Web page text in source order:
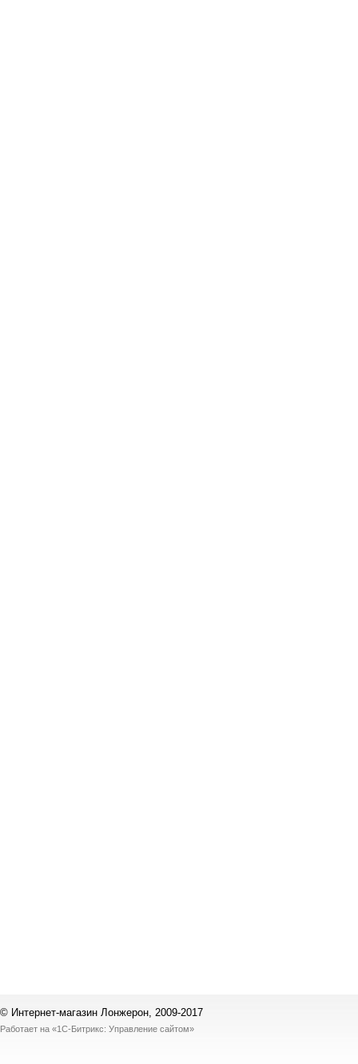
© Интернет-магазин Лонжерон, 2009-2017
Работает на «1С-Битрикс: Управление сайтом»